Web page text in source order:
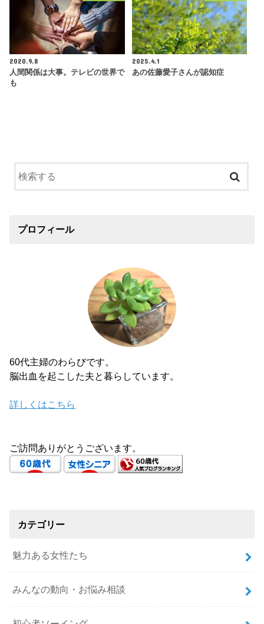
2020.9.8
人間関係は大事。テレビの世界で
も
2025.4.1
あの佐藤愛子さんが認知症
プロフィール
60代主婦のわらびです。
脳出血を起こした夫と暮らしています。
詳しくはこちら
ご訪問ありがとうございます。
カテゴリー
魅力ある女性たち
みんなの動向・お悩み相談